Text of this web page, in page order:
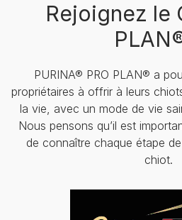
Rejoignez le
PURINA® PRO PLAN® a
propriétaires à offrir à leurs
la vie, avec un mode de vie
Nous pensons qu’il est
de connaître chaque étape
chiot.